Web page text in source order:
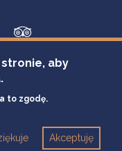
aby
to zgodę.
Akceptuję